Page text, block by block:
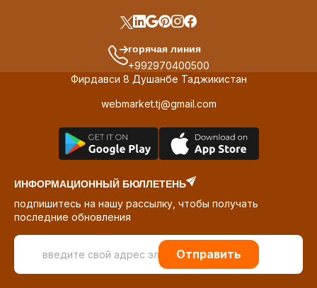
горячая линия
+992970400500
Фирдавси 8 Душанбе Таджикистан
webmarket.tj@gmail.com
ИНФОРМАЦИОННЫЙ БЮЛЛЕТЕНЬ
подпишитесь на нашу рассылку, чтобы получать
последние обновления
Отправить